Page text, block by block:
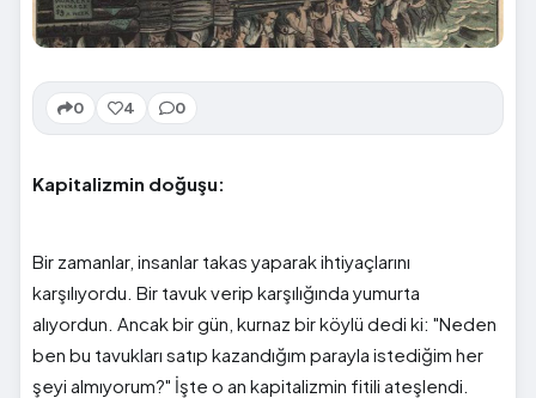
0 4 0
Kapitalizmin doğuşu:
Bir zamanlar, insanlar takas yaparak ihtiyaçlarını
karşılıyordu. Bir tavuk verip karşılığında yumurta
alıyordun. Ancak bir gün, kurnaz bir köylü dedi ki: "Neden
ben bu tavukları satıp kazandığım parayla istediğim her
şeyi almıyorum?" İşte o an kapitalizmin fitili ateşlendi.